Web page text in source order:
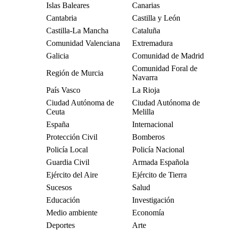
Islas Baleares
Canarias
Cantabria
Castilla y León
Castilla-La Mancha
Cataluña
Comunidad Valenciana
Extremadura
Galicia
Comunidad de Madrid
Región de Murcia
Comunidad Foral de
Navarra
País Vasco
La Rioja
Ciudad Autónoma de
Ceuta
Ciudad Autónoma de
Melilla
España
Internacional
Protección Civil
Bomberos
Policía Local
Policía Nacional
Guardia Civil
Armada Española
Ejército del Aire
Ejército de Tierra
Sucesos
Salud
Educación
Investigación
Medio ambiente
Economía
Deportes
Arte